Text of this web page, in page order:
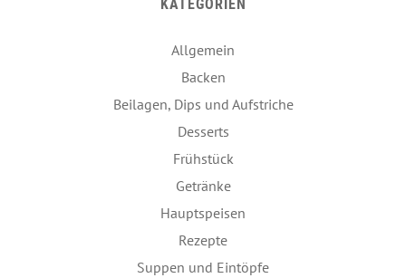
KATEGORIEN
Allgemein
Backen
Beilagen, Dips und Aufstriche
Desserts
Frühstück
Getränke
Hauptspeisen
Rezepte
Suppen und Eintöpfe